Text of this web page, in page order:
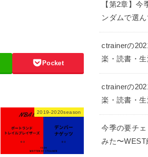
Pocket
2019-2020season
【第2章】
ンダムで選
ctrainerの
楽・読書・
ctrainerの
楽・読書・
今季の要チ
みた〜WEST